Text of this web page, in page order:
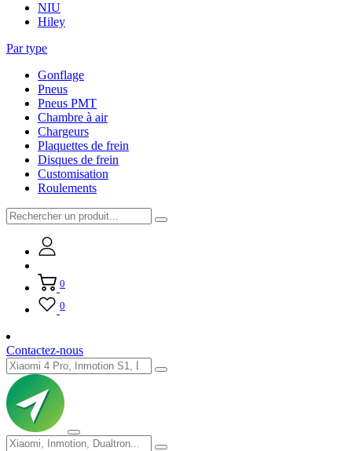
NIU
Hiley
Par type
Gonflage
Pneus
Pneus PMT
Chambre à air
Chargeurs
Plaquettes de frein
Disques de frein
Customisation
Roulements
0
0
Contactez-nous